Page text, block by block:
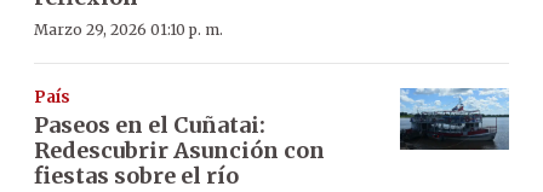
Marzo 29, 2026 01:10 p. m.
País
Paseos en el Cuñatai:
Redescubrir Asunción con
fiestas sobre el río